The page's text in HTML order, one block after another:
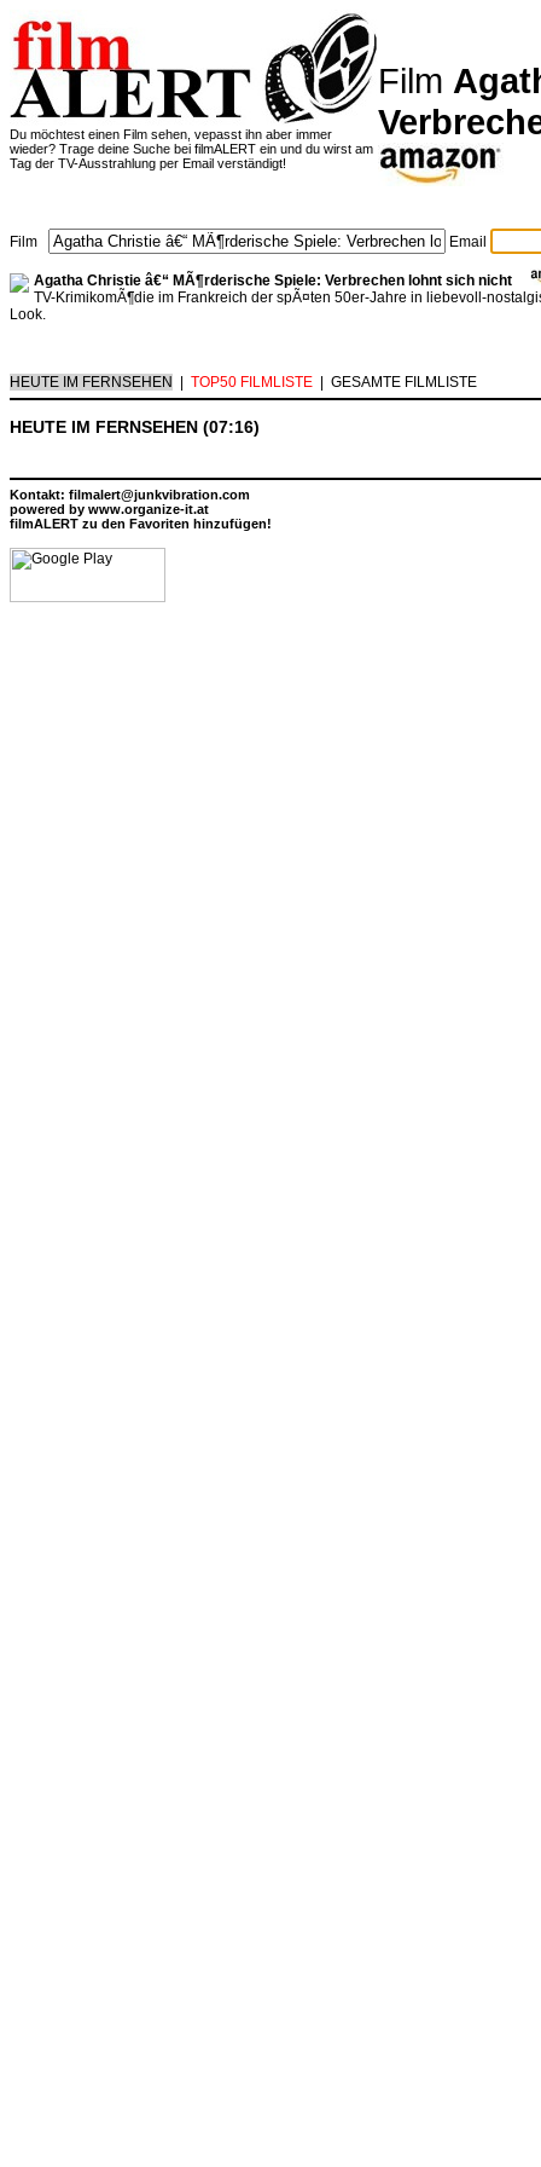
Du möchtest einen Film sehen, vepasst ihn aber immer
wieder? Trage deine Suche bei filmALERT ein und du wirst am
Tag der TV-Ausstrahlung per Email verständigt!
Film
Film Email
Agatha Christie â€“ MÃ¶rderische Spiele: Verbrechen lohnt sich nicht
TV-KrimikomÃ¶die im Frankreich der spÃ¤ten 50er-Jahre in liebevoll-
Look.
HEUTE IM FERNSEHEN TOP50 FILMLISTE GESAMTE FILMLISTE
HEUTE IM FERNSEHEN (07:16)
Kontakt: filmalert@junkvibration.com
powered by www.organize-it.at
filmALERT zu den Favoriten hinzufügen!